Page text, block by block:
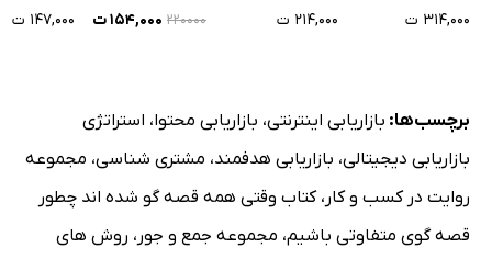
۳۱۴,۰۰۰ ت
۲۱۴,۰۰۰ ت
۲۲۰۰۰۰ ۱۵۴,۰۰۰ ت
۱۴۷,۰۰۰ ت
برچسب‌ها: بازاریابی اینترنتی، بازاریابی محتوا، استراتژی
بازاریابی دیجیتالی، بازاریابی هدفمند، مشتری شناسی، مجموعه
روایت در کسب و کار ،کتاب وقتی همه قصه گو شده اند چطور
قصه گوی متفاوتی باشیم، مجموعه جمع و جور ، روش های